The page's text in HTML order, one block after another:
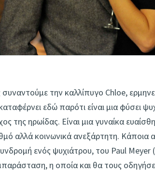
την καλλίπυγο Chloe,
εδώ παρότι είναι μια φύσει
της ηρωίδας. Είναι μια γυναίκα
αλλά κοινωνικά ανεξάρτητη. Κάποια
ενός ψυχιάτρου, του Paul
η οποία και θα τους